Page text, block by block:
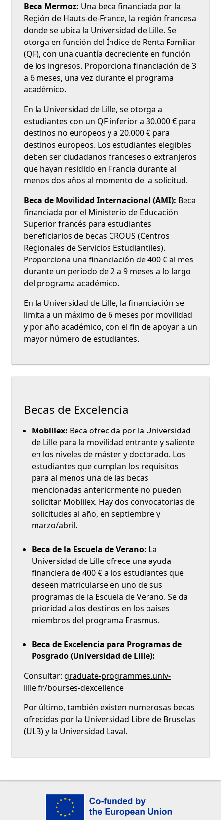
Beca Mermoz: Una beca financiada por la
Región de Hauts-de-France, la región francesa
donde se ubica la Universidad de Lille. Se
otorga en función del Índice de Renta Familiar
(QF), con una cuantía decreciente en función
de los ingresos. Proporciona financiación de 3
a 6 meses, una vez durante el programa
académico.
En la Universidad de Lille, se otorga a
estudiantes con un QF inferior a 30.000 € para
destinos no europeos y a 20.000 € para
destinos europeos. Los estudiantes elegibles
deben ser ciudadanos franceses o extranjeros
que hayan residido en Francia durante al
menos dos años al momento de la solicitud.
Beca de Movilidad Internacional (AMI): Beca
financiada por el Ministerio de Educación
Superior francés para estudiantes
beneficiarios de becas CROUS (Centros
Regionales de Servicios Estudiantiles).
Proporciona una financiación de 400 € al mes
durante un periodo de 2 a 9 meses a lo largo
del programa académico.
En la Universidad de Lille, la financiación se
limita a un máximo de 6 meses por movilidad
y por año académico, con el fin de apoyar a un
mayor número de estudiantes.
Becas de Excelencia
Moblilex: Beca ofrecida por la Universidad
de Lille para la movilidad entrante y saliente
en los niveles de máster y doctorado. Los
estudiantes que cumplan los requisitos
para al menos una de las becas
mencionadas anteriormente no pueden
solicitar Moblilex. Hay dos convocatorias de
solicitudes al año, en septiembre y
marzo/abril.
Beca de la Escuela de Verano: La
Universidad de Lille ofrece una ayuda
financiera de 400 € a los estudiantes que
deseen matricularse en uno de sus
programas de la Escuela de Verano. Se da
prioridad a los destinos en los países
miembros del programa Erasmus.
Beca de Excelencia para Programas de
Posgrado (Universidad de Lille):
Consultar: graduate-programmes.univ-
lille.fr/bourses-dexcellence
Por último, también existen numerosas becas
ofrecidas por la Universidad Libre de Bruselas
(ULB) y la Universidad Laval.